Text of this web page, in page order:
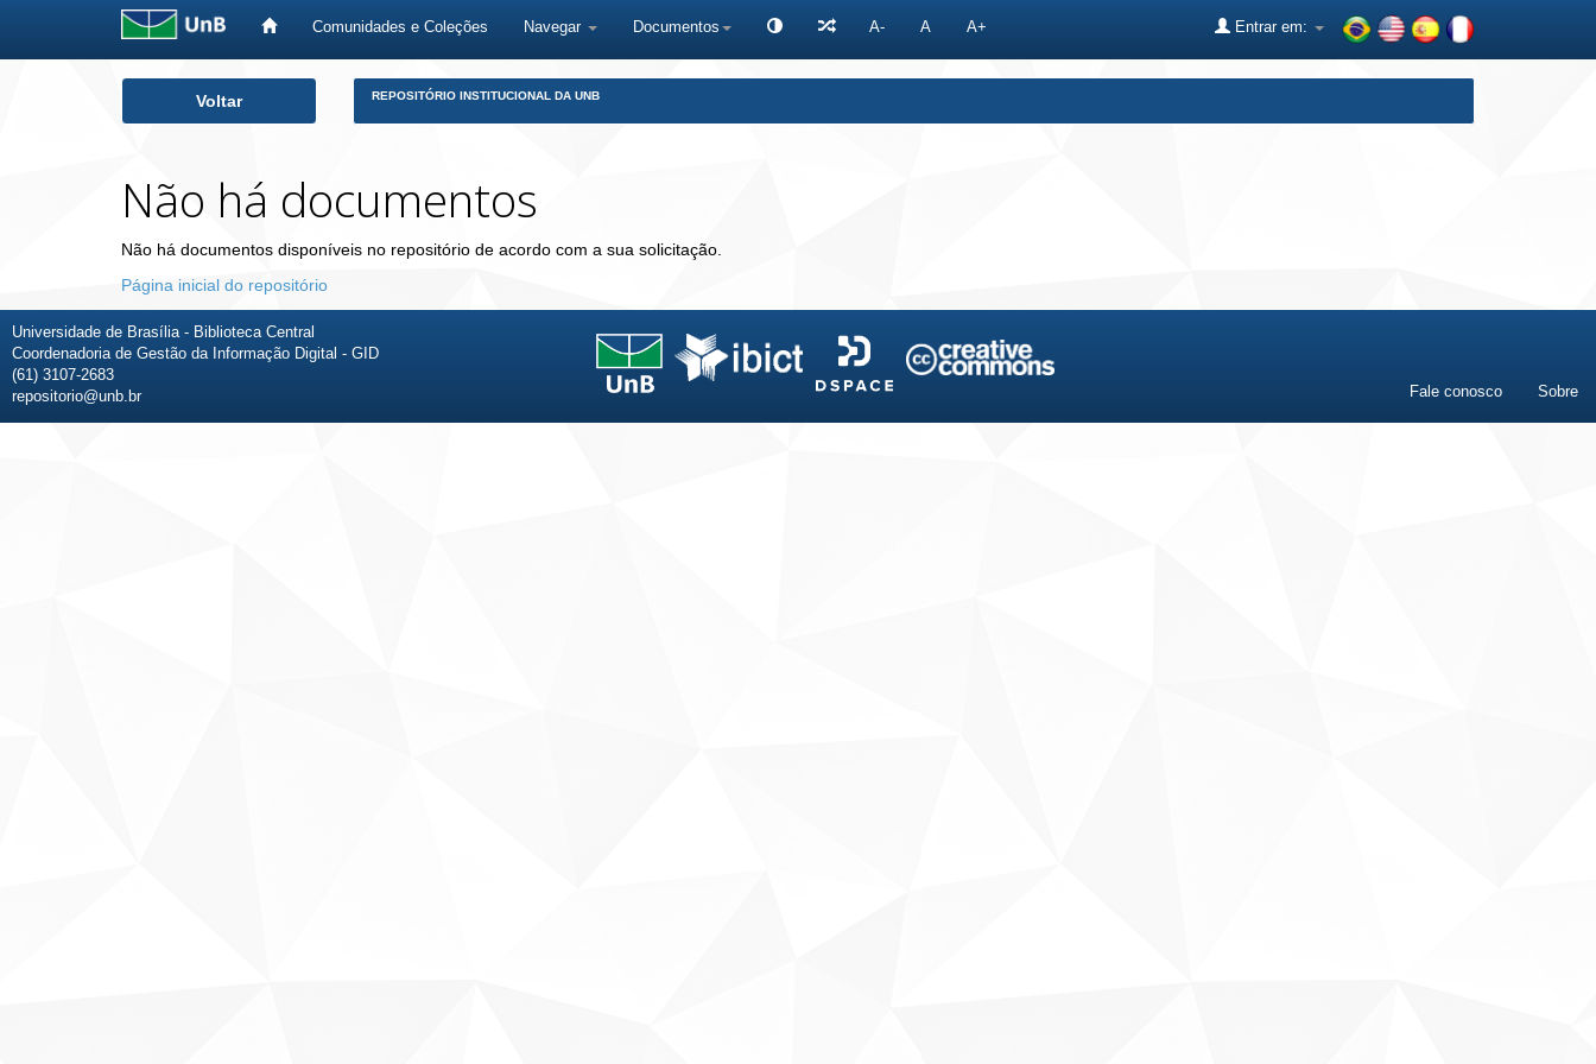
Comunidades e Coleções Navegar Documentos A- A A+ Entrar em:
Voltar REPOSITÓRIO INSTITUCIONAL DA UNB
Não há documentos
Não há documentos disponíveis no repositório de acordo com a sua solicitação.
Página inicial do repositório
Universidade de Brasília - Biblioteca Central
Coordenadoria de Gestão da Informação Digital - GID
(61) 3107-2683
repositorio@unb.br
Fale conosco Sobre